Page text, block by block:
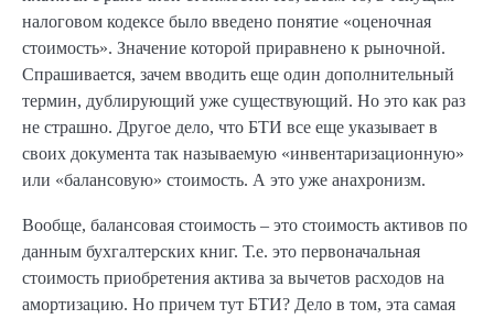
налоговом кодексе было введено понятие «оценочная
стоимость». Значение которой приравнено к рыночной.
Спрашивается, зачем вводить еще один дополнительный
термин, дублирующий уже существующий. Но это как раз
не страшно. Другое дело, что БТИ все еще указывает в
своих документа так называемую «инвентаризационную»
или «балансовую» стоимость. А это уже анахронизм.
Вообще, балансовая стоимость – это стоимость активов по
данным бухгалтерских книг. Т.е. это первоначальная
стоимость приобретения актива за вычетов расходов на
амортизацию. Но причем тут БТИ? Дело в том, эта самая